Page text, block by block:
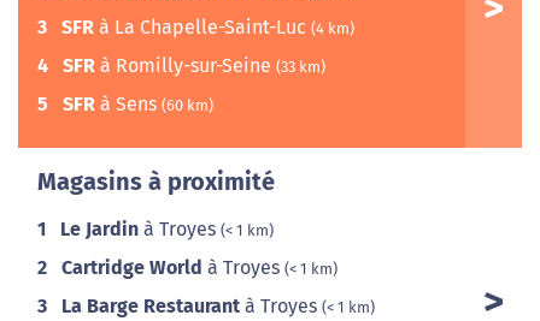
3 SFR à La Chapelle-Saint-Luc (4 km)
4 SFR à Romilly-sur-Seine (33 km)
5 SFR à Sens (60 km)
Magasins à proximité
1 Le Jardin à Troyes (< 1 km)
2 Cartridge World à Troyes (< 1 km)
3 La Barge Restaurant à Troyes (< 1 km)